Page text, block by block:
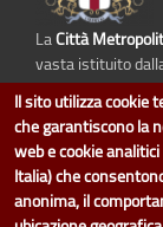
LaCittà
vasta istituito
Sostituisce la
Il sito utilizza cookie
che garantiscono la
web e cookie
Italia) che
anonima, il